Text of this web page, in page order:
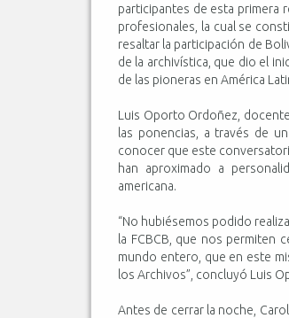
participantes de esta primera
profesionales, la cual se
resaltar la participación de
de la archivística, que dio el
de las pioneras en América
Luis Oporto Ordoñez,
las ponencias, a través de
conocer que este
han aproximado a
americana.
“No hubiésemos podido
la FCBCB, que nos permiten
mundo entero, que en este
los Archivos”, concluyó Luis
Antes de cerrar la noche,